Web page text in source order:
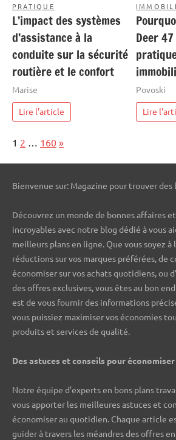
PRATIQUE
L’impact des systèmes
d’assistance à la
conduite sur la sécurité
routière et le confort
Marise
Lire l'article
Deer
Povoski
Lire
Page:
1 2 … 160 Next
»
Bienvenue sur: Magazine pour trouver des
Découvrez un monde de bonnes affaires
incroyables avec notre blog dédié à vous
meilleurs plans en ligne. Que vous soyez à
réductions sur vos marques préférées, de
économiser sur vos achats quotidiens, ou
des offres exclusives, vous êtes au bon
est de vous fournir des informations
vous puissiez maximiser vos économies
produits et services de qualité.
Des astuces et conseils pour
Notre équipe d’experts en bons plans
vous apporter les meilleures astuces et
économiser au quotidien. Chaque article
guider à travers les méandres des offres